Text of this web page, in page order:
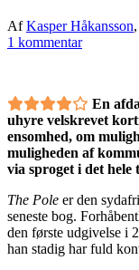
AfKasper Håkansson,
1 kommentar
En
uhyre velskrevet
ensomhed, om
muligheden af
via sproget i det hele
The Pole er den
seneste bog.
den første udgivelse i
han stadig har fuld